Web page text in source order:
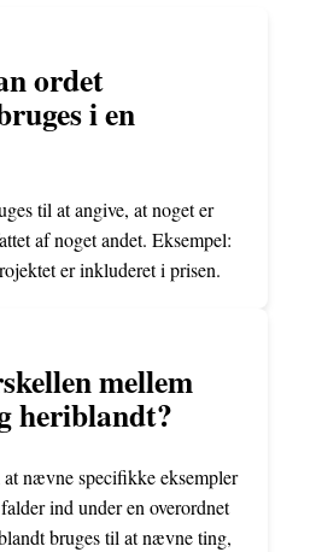
ordet
i en
til at angive, at noget er
af noget andet. Eksempel:
er inkluderet i prisen.
mellem
heriblandt?
nævne specifikke eksempler
ind under en overordnet
bruges til at nævne ting,